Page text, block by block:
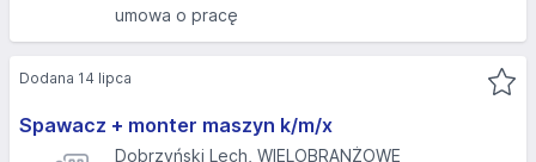
umowa o pracę
Spawacz + monter maszyn k/m/x
Dobrzyński Lech, WIELOBRANŻOWE
Dodana 14 lipca